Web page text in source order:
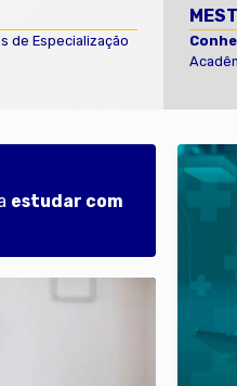
de Especialização
estudar com